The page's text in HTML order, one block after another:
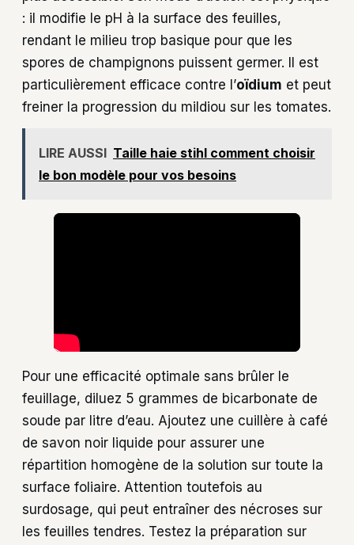
: il modifie le pH à la surface des feuilles,
rendant le milieu trop basique pour que les
spores de champignons puissent germer. Il est
particulièrement efficace contre l’oïdium et peut
freiner la progression du mildiou sur les tomates.
LIRE AUSSI Taille haie stihl comment choisir
le bon modèle pour vos besoins
Pour une efficacité optimale sans brûler le
feuillage, diluez 5 grammes de bicarbonate de
soude par litre d’eau. Ajoutez une cuillère à café
de savon noir liquide pour assurer une
répartition homogène de la solution sur toute la
surface foliaire. Attention toutefois au
surdosage, qui peut entraîner des nécroses sur
les feuilles tendres. Testez la préparation sur